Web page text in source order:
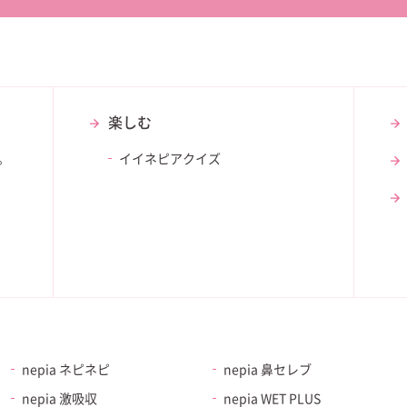
楽しむ
イイネピアクイズ
nepia ネピネピ
nepia 鼻セレブ
nepia 激吸収
nepia WET PLUS